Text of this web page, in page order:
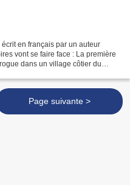
écrit en français par un auteur
vont se faire face : La première
dans un village côtier du
Page suivante >